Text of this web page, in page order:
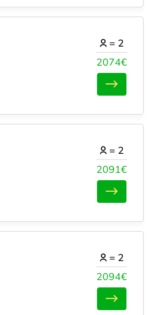
2074€
= 2
2091€
= 2
2094€
= 2